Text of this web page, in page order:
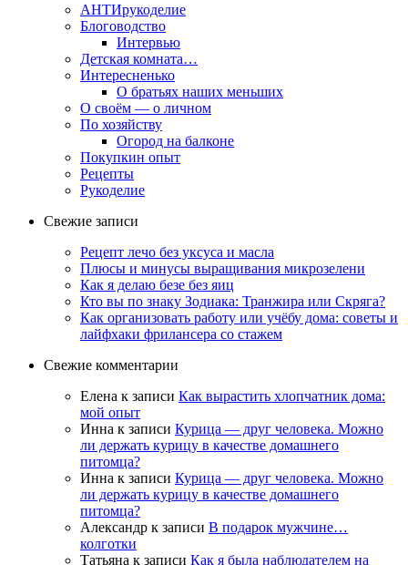
АНТИрукоделие
Блоговодство
Интервью
Детская комната…
Интересненько
О братьях наших меньших
О своём — о личном
По хозяйству
Огород на балконе
Покупкин опыт
Рецепты
Рукоделие
Свежие записи
Рецепт лечо без уксуса и масла
Плюсы и минусы выращивания микрозелени
Как я делаю безе без яиц
Кто вы по знаку Зодиака: Транжира или Скряга?
Как организовать работу или учёбу дома: советы и
лайфхаки фрилансера со стажем
Свежие комментарии
Елена к записи Как вырастить хлопчатник дома:
мой опыт
Инна к записи Курица — друг человека. Можно
ли держать курицу в качестве домашнего
питомца?
Инна к записи Курица — друг человека. Можно
ли держать курицу в качестве домашнего
питомца?
Александр к записи В подарок мужчине…
колготки
Татьяна к записи Как я была наблюдателем на